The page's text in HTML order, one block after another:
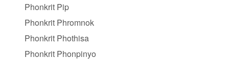
Phonkrit Pip
Phonkrit Phromnok
Phonkrit Phothisa
Phonkrit Phonpinyo